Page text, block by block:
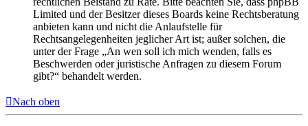
Limited und der Besitzer dieses Boards keine Rechtsberatung
anbieten kann und nicht die Anlaufstelle für
Rechtsangelegenheiten jeglicher Art ist; außer solchen, die
unter der Frage „An wen soll ich mich wenden, falls es
Beschwerden oder juristische Anfragen zu diesem Forum
gibt?“ behandelt werden.
Nach oben